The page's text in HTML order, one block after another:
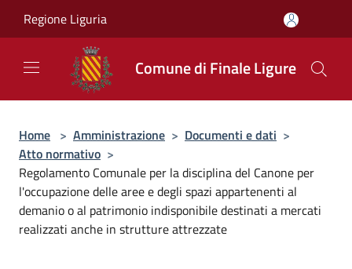
Regione Liguria
Comune di Finale Ligure
Home > Amministrazione > Documenti e dati >
Atto normativo >
Regolamento Comunale per la disciplina del Canone per
l'occupazione delle aree e degli spazi appartenenti al
demanio o al patrimonio indisponibile destinati a mercati
realizzati anche in strutture attrezzate